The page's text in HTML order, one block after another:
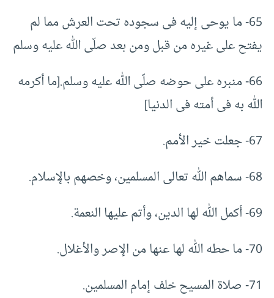
65- ما يوحى إليه فى سجوده تحت العرش مما لم
يفتح على غيره من قبل ومن بعد صلّى الله عليه وسلم
66- منبره على حوضه صلّى الله عليه وسلم.[ما أكرمه
الله به فى أمته فى الدنيا]
67- جعلت خير الأمم.
68- سماهم الله تعالى المسلمين، وخصهم بالإسلام.
69- أكمل الله لها الدين، وأتم عليها النعمة.
70- ما حطه الله لها عنها من الإصر والأغلال.
71- صلاة المسيح خلف إمام المسلمين.